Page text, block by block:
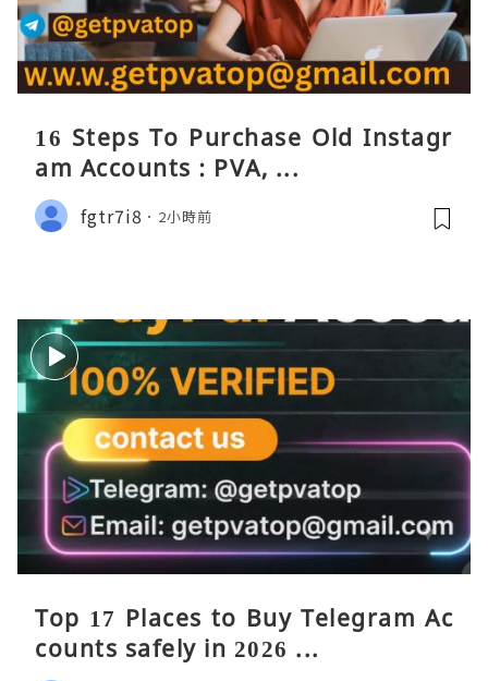
16 Steps To Purchase Old Instagr
am Accounts : PVA, ...
fgtr7i8 2小時前
Top 17 Places to Buy Telegram Ac
counts safely in 2026 ...